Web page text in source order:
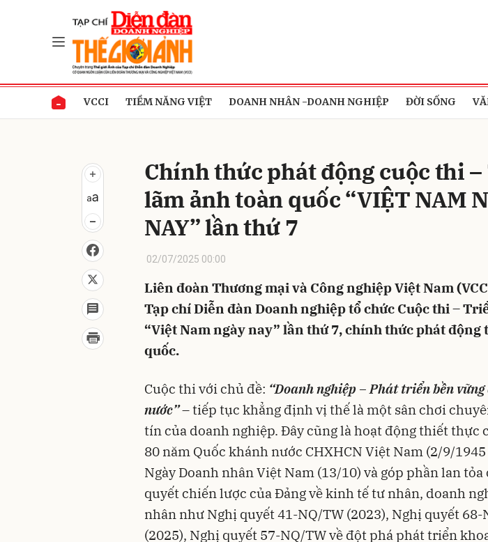
VCCI TIỀM NĂNG VIỆT DOANH NHÂN -DOANH NGHIỆP ĐỜI SỐNG
Chính thức phát động cuộc thi
lãm ảnh toàn quốc “VIỆT NAM
NAY” lần thứ 7
02/07/2025 00:00
Liên đoàn Thương mại và Công nghiệp Việt Nam
Tạp chí Diễn đàn Doanh nghiệp tổ chức Cuộc thi –
“Việt Nam ngày nay” lần thứ 7, chính thức phát động
quốc.
Cuộc thi với chủ đề: “Doanh nghiệp – Phát triển bền
nước”– tiếp tục khẳng định vị thế là một sân chơi
tín của doanh nghiệp. Đây cũng là hoạt động thiết thực
80 năm Quốc khánh nước CHXHCN Việt Nam (2/9/
Ngày Doanh nhân Việt Nam (13/10) và góp phần lan tỏa
quyết chiến lược của Đảng về kinh tế tư nhân, doanh
nhân như Nghị quyết 41-NQ/TW (2023), Nghị quyết 68-
(2025), Nghị quyết 57-NQ/TW về đột phá phát triển